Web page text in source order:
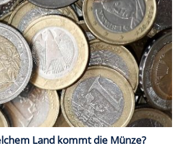
Land kommt die Münze?